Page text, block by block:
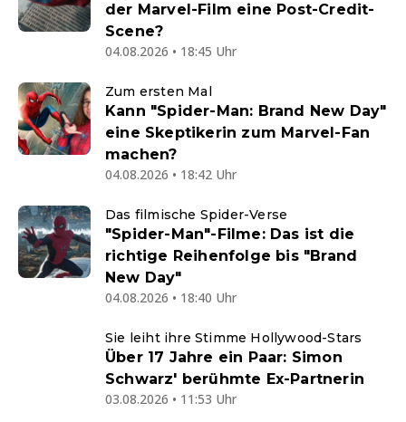
der Marvel-Film eine Post-Credit-
Scene?
04.08.2026 • 18:45 Uhr
Zum ersten Mal
Kann "Spider-Man: Brand New Day"
eine Skeptikerin zum Marvel-Fan
machen?
04.08.2026 • 18:42 Uhr
Das filmische Spider-Verse
"Spider-Man"-Filme: Das ist die
richtige Reihenfolge bis "Brand
New Day"
04.08.2026 • 18:40 Uhr
Sie leiht ihre Stimme Hollywood-Stars
Über 17 Jahre ein Paar: Simon
Schwarz' berühmte Ex-Partnerin
03.08.2026 • 11:53 Uhr